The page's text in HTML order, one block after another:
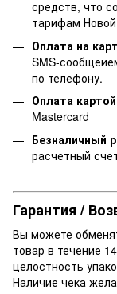
средств, что
тарифам
Оплата на
SMS-
по телефону.
Оплата
Mastercard
Безналичный
расчетный
Гарантия /
Вы можете
товар в течение
целостность
Наличие чека